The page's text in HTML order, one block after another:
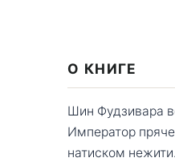
О КНИГЕ
Шин Фудзивара
Император
натиском